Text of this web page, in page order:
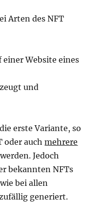
Arten des NFT
Website eines
und
erste Variante, so
oder auchmehrere
Jedoch
bekannten NFTs
bei allen
generiert.